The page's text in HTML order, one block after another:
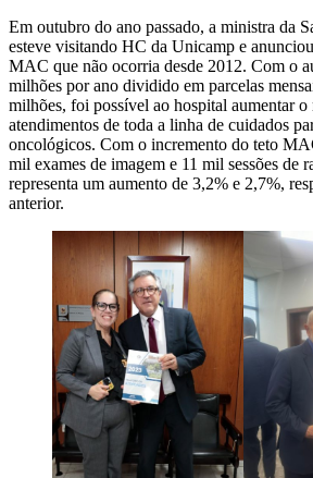
Em outubro do ano passado, a ministra da
esteve visitando HC da Unicamp e
MAC que não ocorria desde 2012. Com o
milhões por ano dividido em parcelas
milhões, foi possível ao hospital aumentar o
atendimentos de toda a linha de cuidados
oncológicos. Com o incremento do teto
mil exames de imagem e 11 mil sessões de
representa um aumento de 3,2% e 2,7%,
anterior.